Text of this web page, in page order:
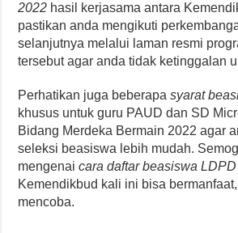
2022 hasil kerjasama antara
pastikan anda mengikuti
selanjutnya melalui laman resmi
tersebut agar anda tidak ketinggalan
Perhatikan juga beberapasyarat
khusus untuk guru PAUD dan SD
Bidang Merdeka Bermain 2022 agar
seleksi beasiswa lebih mudah.
mengenaicara daftar beasiswa LDPD
Kemendikbud kali ini bisa
mencoba.